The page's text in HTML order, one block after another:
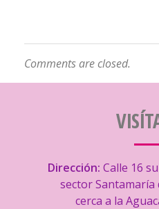
Comments are closed.
Dirección: Calle 16
sector Santamaría
cerca a la